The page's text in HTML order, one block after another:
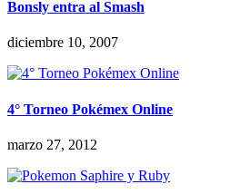
Bonsly entra al Smash
diciembre 10, 2007
4° Torneo Pokémex Online
marzo 27, 2012